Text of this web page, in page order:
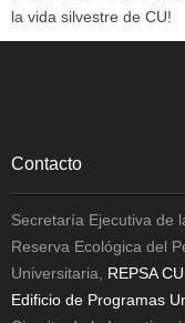
la vida silvestre de CU!
Contacto
Secretaría Ejecutiva de
Reserva Ecológica del
Universitaria, REPSA CU
Edificio de Programas